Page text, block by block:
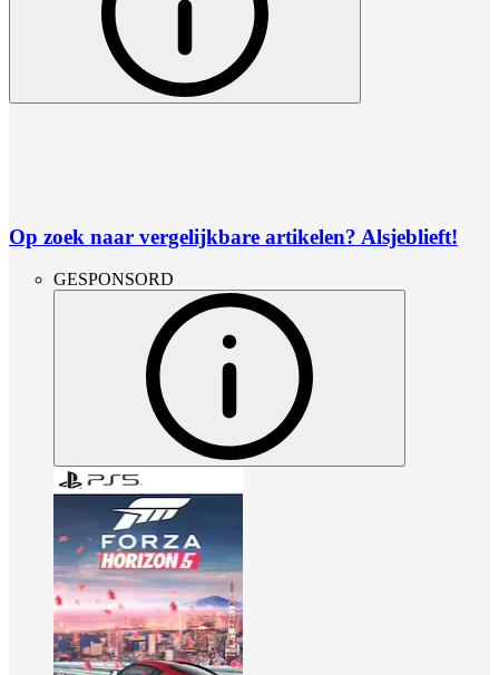
Op zoek naar vergelijkbare artikelen? Alsjeblieft!
GESPONSORD